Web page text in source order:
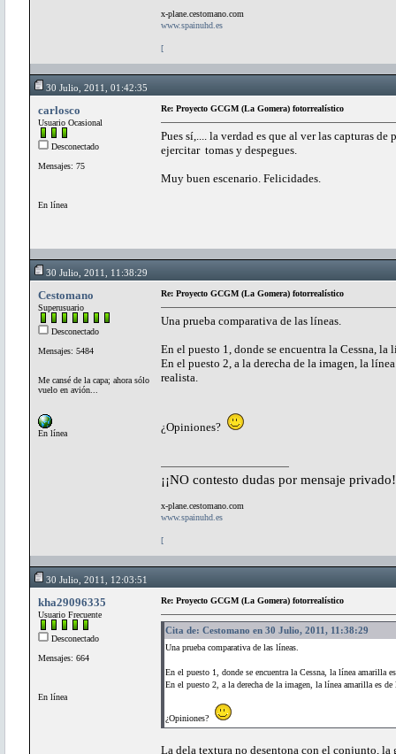
x-plane.cestomano.com
www.spainuhd.es
[
30 Julio, 2011, 01:42:35
carlosco
Usuario Ocasional
Desconectado
Mensajes: 75
En línea
Re: Proyecto GCGM (La Gomera) fotorrealístico
Pues sí,.... la verdad es que al ver las capturas
ejercitar tomas y despegues.
Muy buen escenario. Felicidades.
30 Julio, 2011, 11:38:29
Cestomano
Superusuario
Desconectado
Mensajes: 5484
Me cansé de la capa; ahora sólo
vuelo en avión...
En línea
Re: Proyecto GCGM (La Gomera) fotorrealístico
Una prueba comparativa de las líneas.
En el puesto 1, donde se encuentra la Cessna,
En el puesto 2, a la derecha de la imagen, la
realista.
¿Opiniones?
¡¡NO contesto dudas por mensaje
x-plane.cestomano.com
www.spainuhd.es
[
30 Julio, 2011, 12:03:51
kha29096335
Usuario Frecuente
Desconectado
Mensajes: 664
En línea
Re: Proyecto GCGM (La Gomera) fotorrealístico
Cita de: Cestomano en 30 Julio, 2011, 11:38:29
Una prueba comparativa de las líneas.
En el puesto 1, donde se encuentra la Cessna, la línea amarilla
En el puesto 2, a la derecha de la imagen, la línea amarilla es
¿Opiniones?
La dela textura no desentona con el conjunto, la